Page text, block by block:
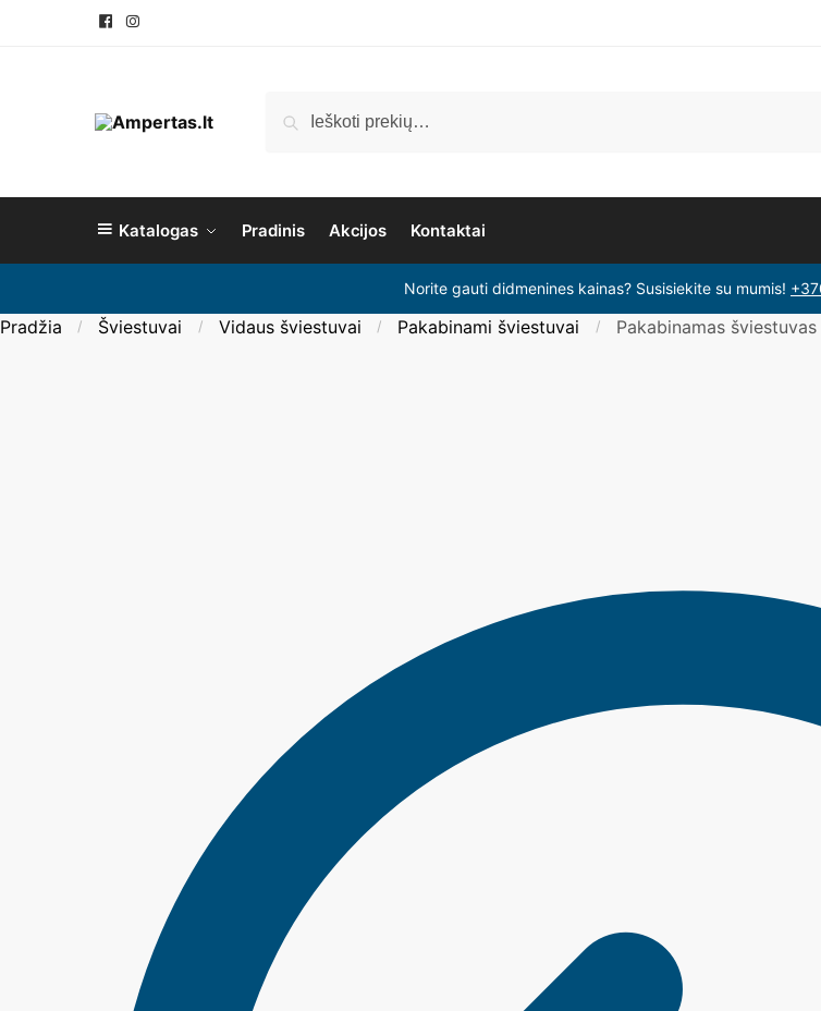
Katalogas Pradinis Akcijos Kontaktai
Norite gauti didmenines kainas? Susisiekite su mumis!
Pradžia / Šviestuvai / Vidaus šviestuvai / Pakabinami šviestuvai / Pakabinamas šviestuvas